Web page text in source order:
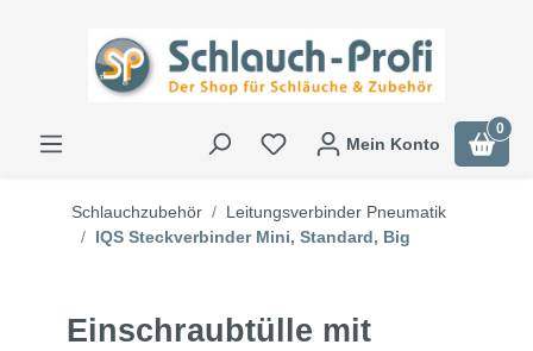
Mein Konto
0
Schlauchzubehör
Leitungsverbinder Pneumatik
IQS Steckverbinder Mini, Standard, Big
Einschraubtülle mit